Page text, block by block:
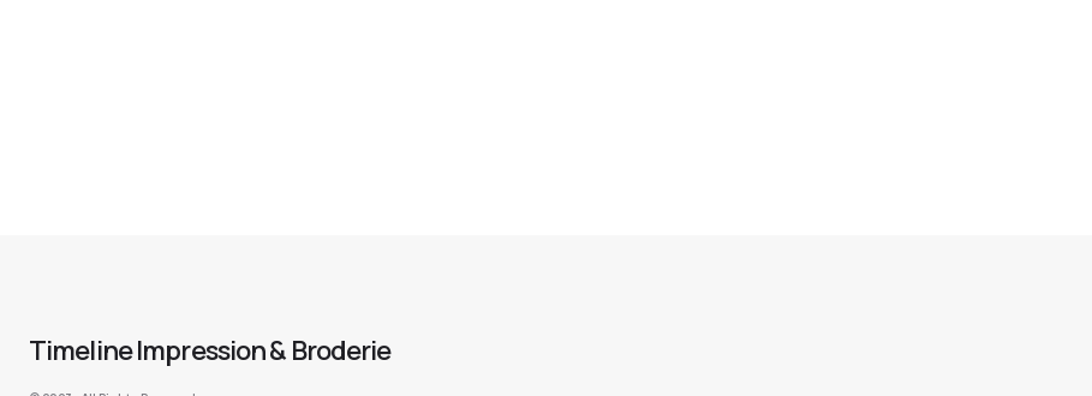
Timeline Impression & Broderie